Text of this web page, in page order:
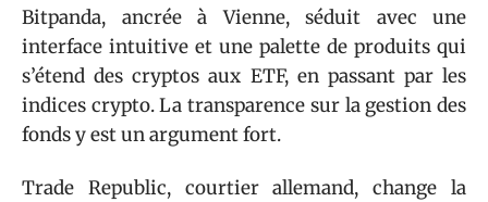
Bitpanda, ancrée à Vienne, séduit avec une
interface intuitive et une palette de produits qui
s’étend des cryptos aux ETF, en passant par les
indices crypto. La transparence sur la gestion des
fonds y est un argument fort.
Trade Republic, courtier allemand, change la